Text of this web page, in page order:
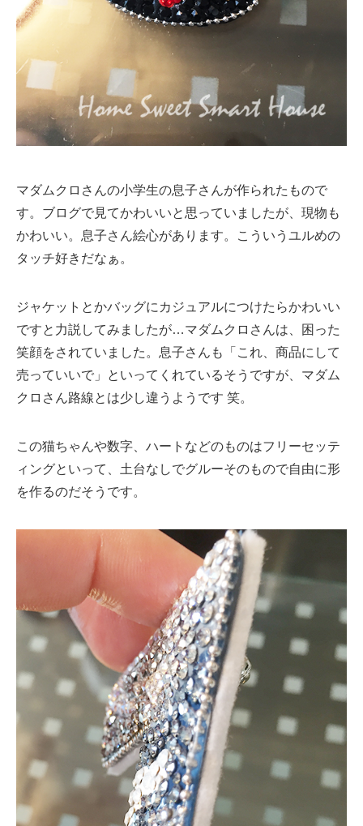
マダムクロさんの小学生の息子さんが作られたもので
す。ブログで見てかわいいと思っていましたが、現物も
かわいい。息子さん絵心があります。こういうユルめの
タッチ好きだなぁ。
ジャケットとかバッグにカジュアルにつけたらかわいい
ですと力説してみましたが…マダムクロさんは、困った
笑顔をされていました。息子さんも「これ、商品にして
売っていいで」といってくれているそうですが、マダム
クロさん路線とは少し違うようです 笑。
この猫ちゃんや数字、ハートなどのものはフリーセッテ
ィングといって、土台なしでグルーそのもので自由に形
を作るのだそうです。